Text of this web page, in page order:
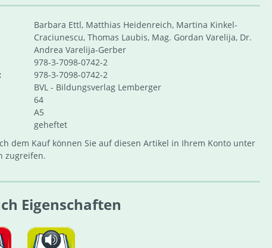
Barbara Ettl, Matthias Heidenreich, Martina Kinkel-
Craciunescu, Thomas Laubis, Mag. Gordan Varelija, Dr.
Andrea Varelija-Gerber
978-3-7098-0742-2
978-3-7098-0742-2
BVL - Bildungsverlag Lemberger
64
A5
geheftet
dem Kauf können Sie auf diesen Artikel in Ihrem Konto unter
zugreifen.
Eigenschaften